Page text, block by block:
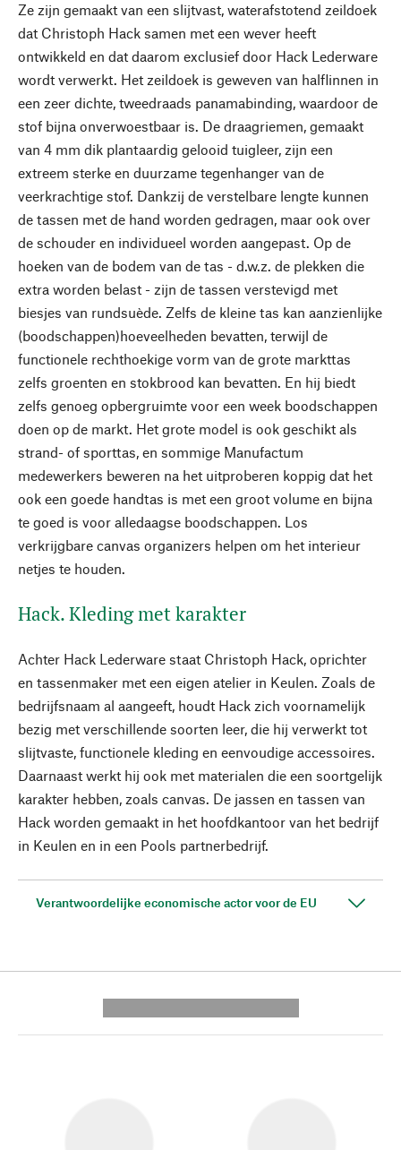
Ze zijn gemaakt van een slijtvast, waterafstotend zeildoek
dat Christoph Hack samen met een wever heeft
ontwikkeld en dat daarom exclusief door Hack Lederware
wordt verwerkt. Het zeildoek is geweven van halflinnen in
een zeer dichte, tweedraads panamabinding, waardoor de
stof bijna onverwoestbaar is. De draagriemen, gemaakt
van 4 mm dik plantaardig gelooid tuigleer, zijn een
extreem sterke en duurzame tegenhanger van de
veerkrachtige stof. Dankzij de verstelbare lengte kunnen
de tassen met de hand worden gedragen, maar ook over
de schouder en individueel worden aangepast. Op de
hoeken van de bodem van de tas - d.w.z. de plekken die
extra worden belast - zijn de tassen verstevigd met
biesjes van rundsuède. Zelfs de kleine tas kan aanzienlijke
(boodschappen)hoeveelheden bevatten, terwijl de
functionele rechthoekige vorm van de grote markttas
zelfs groenten en stokbrood kan bevatten. En hij biedt
zelfs genoeg opbergruimte voor een week boodschappen
doen op de markt. Het grote model is ook geschikt als
strand- of sporttas, en sommige Manufactum
medewerkers beweren na het uitproberen koppig dat het
ook een goede handtas is met een groot volume en bijna
te goed is voor alledaagse boodschappen. Los
verkrijgbare canvas organizers helpen om het interieur
netjes te houden.
Hack. Kleding met karakter
Achter Hack Lederware staat Christoph Hack, oprichter
en tassenmaker met een eigen atelier in Keulen. Zoals de
bedrijfsnaam al aangeeft, houdt Hack zich voornamelijk
bezig met verschillende soorten leer, die hij verwerkt tot
slijtvaste, functionele kleding en eenvoudige accessoires.
Daarnaast werkt hij ook met materialen die een soortgelijk
karakter hebben, zoals canvas. De jassen en tassen van
Hack worden gemaakt in het hoofdkantoor van het bedrijf
in Keulen en in een Pools partnerbedrijf.
Verantwoordelijke economische actor voor de EU